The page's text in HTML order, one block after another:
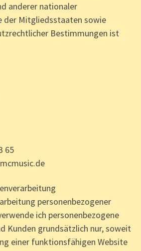
anderer nationaler
der Mitgliedsstaaten sowie
Bestimmungen ist
65
personenbezogener
ich personenbezogene
Kunden grundsätzlich nur, soweit
einer funktionsfähigen Website